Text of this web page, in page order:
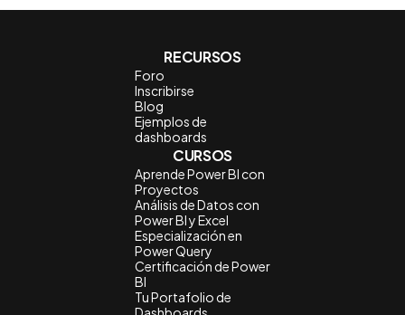
RECURSOS
Foro
Inscribirse
Blog
Ejemplos de
dashboards
CURSOS
Aprende Power BI con
Proyectos
Análisis de Datos con
Power BI y Excel
Especialización en
Power Query
Certificación de Power
BI
Tu Portafolio de